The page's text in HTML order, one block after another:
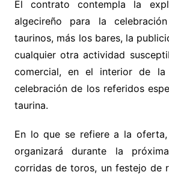
El contrato contempla la
algecireño para la
taurinos, más los bares, la
cualquier otra actividad
comercial, en el interior de la
celebración de los referidos
taurina.
En lo que se refiere a la oferta,
organizará durante la
corridas de toros, un festejo de